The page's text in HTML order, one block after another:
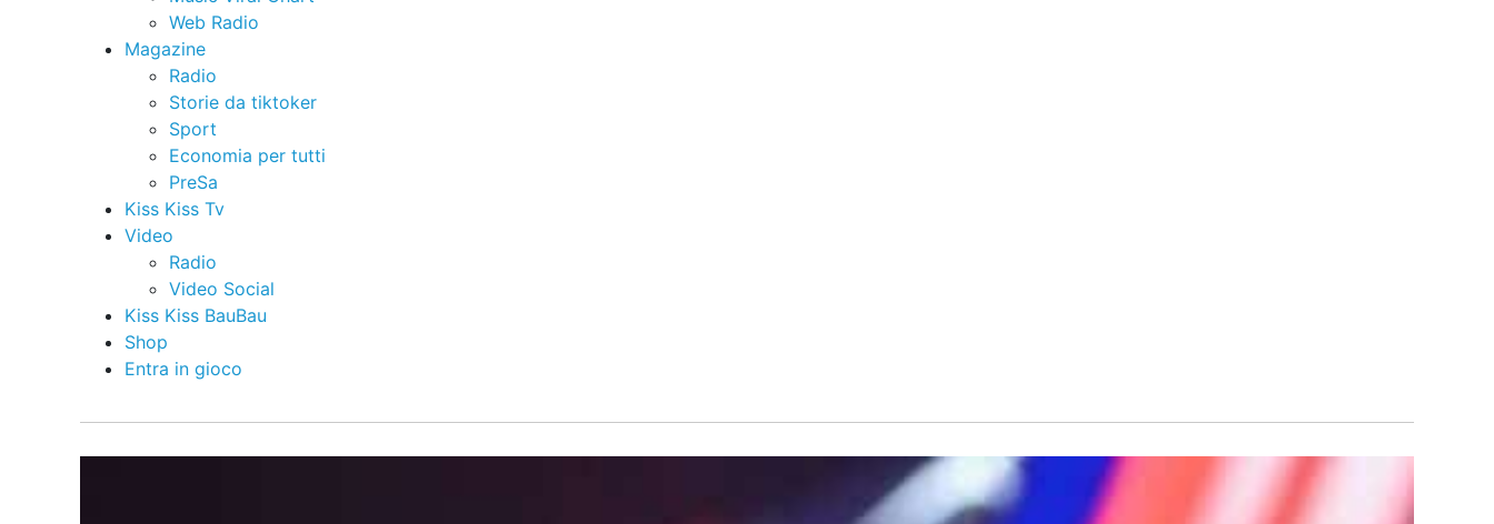
Web Radio
Magazine
Radio
Storie da tiktoker
Sport
Economia per tutti
PreSa
Kiss Kiss Tv
Video
Radio
Video Social
Kiss Kiss BauBau
Shop
Entra in gioco